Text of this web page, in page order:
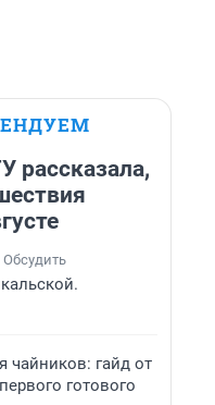
рассказала,
Обсудить
чайников: гайд от
готового